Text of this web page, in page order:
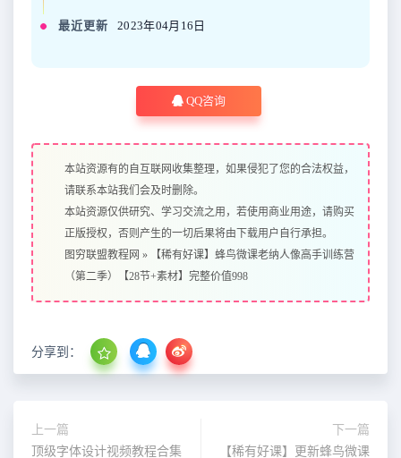
最近更新 2023年04月16日
QQ咨询
本站资源有的自互联网收集整理，如果侵犯了您的合法权益，
请联系本站我们会及时删除。
本站资源仅供研究、学习交流之用，若使用商业用途，请购买
正版授权，否则产生的一切后果将由下载用户自行承担。
图穷联盟教程网 »
【稀有好课】蜂鸟微课老纳人像高手训练营
（第二季）【28节+素材】完整价值998
分享到：
上一篇
顶级字体设计视频教程合集
下一篇
【稀有好课】更新蜂鸟微课